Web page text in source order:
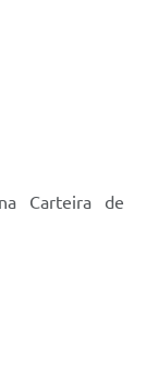
Carteira de